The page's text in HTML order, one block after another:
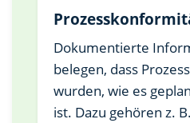
Dokumentierte
belegen, dass
wurden, wie es
ist. Dazu gehören z.